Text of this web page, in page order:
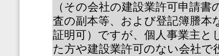
（その会社の建設業許可申請
査の副本等、および登記簿謄本
証明可）ですが、個人事業主と
た方や建設業許可のない会社で